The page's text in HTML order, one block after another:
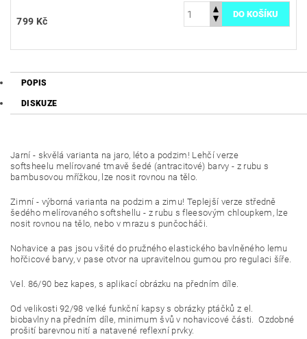
799 Kč
POPIS
DISKUZE
Jarní - skvělá varianta na jaro, léto a podzim! Lehčí verze
softsheelu melírované tmavě šedé (antracitové) barvy - z rubu s
bambusovou mřížkou, lze nosit rovnou na tělo.
Zimní - výborná varianta na podzim a zimu! Teplejší verze středně
šedého melírovaného softshellu - z rubu s fleesovým chloupkem, lze
nosit rovnou na tělo, nebo v mrazu s punčocháči.
Nohavice a pas jsou všité do pružného elastického bavlněného lemu
hořčicové barvy, v pase otvor na upravitelnou gumou pro regulaci šíře.
Vel. 86/90 bez kapes, s aplikací obrázku na předním díle.
Od velikosti 92/98 velké funkční kapsy s obrázky ptáčků z el.
biobavlny na předním díle, minimum švů v nohavicové části. Ozdobné
prošití barevnou nití a natavené reflexní prvky.